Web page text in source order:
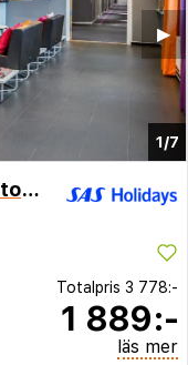
1/7
▶︎
Sure Hotel by Best Western Stockholm Alvsjo
Totalpris 3 778:-
1 889:-
läs mer